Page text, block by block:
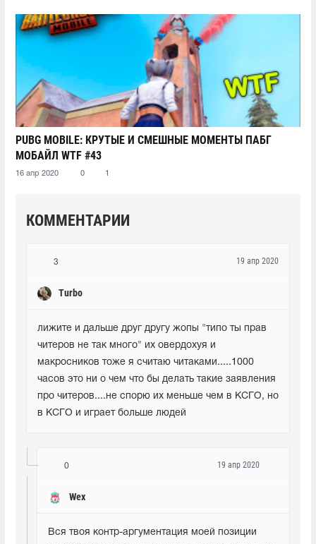
PUBG MOBILE: КРУТЫЕ И СМЕШНЫЕ МОМЕНТЫ ПАБГ
МОБАЙЛ WTF #43
16 апр 2020 0 1
КОММЕНТАРИИ
3
Turbo
19 апр 2020
лижите и дальше друг другу жопы "типо ты прав
читеров не так много" их овердохуя и
макросников тоже я считаю читаками.....1000
часов это ни о чем что бы делать такие заявления
про читеров....не спорю их меньше чем в КСГО, но
в КСГО и играет больше людей
0
Wex
19 апр 2020
Вся твоя контр-аргументация моей позиции